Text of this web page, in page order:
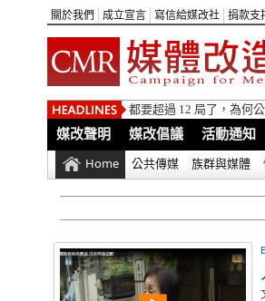
關於我們 成立宣言 寫信給媒改社 捐款支
都要超過 12 局了，為何
媒改聲明 媒改倡議 活動通知
Home 公共傳媒 族群與媒體